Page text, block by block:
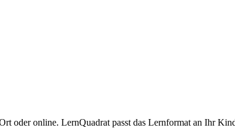
oder online. LernQuadrat passt das Lernformat an Ihr